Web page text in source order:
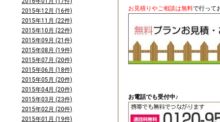
お見積りやご相談は無料で行って
お電話でも受付中♪
2015年12月 (16件)
2015年11月 (22件)
2015年10月 (22件)
2015年09月 (21件)
2015年08月 (19件)
2015年07月 (20件)
2015年06月 (18件)
2015年05月 (20件)
2015年04月 (20件)
2015年03月 (23件)
2015年02月 (20件)
2015年01月 (19件)